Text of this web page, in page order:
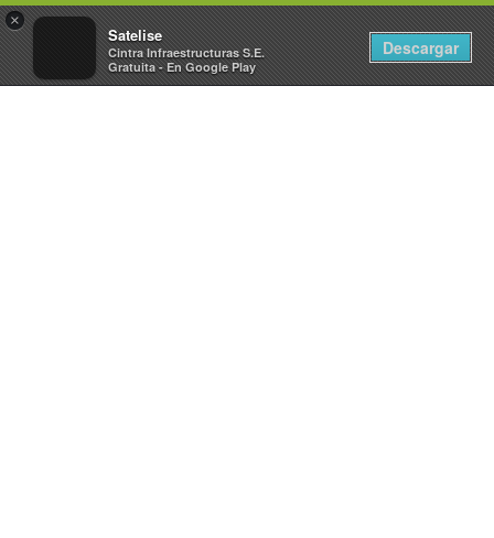
×
Satelise
Cintra Infraestructuras S.E.
Gratuita - En Google Play
Descargar
Toggle